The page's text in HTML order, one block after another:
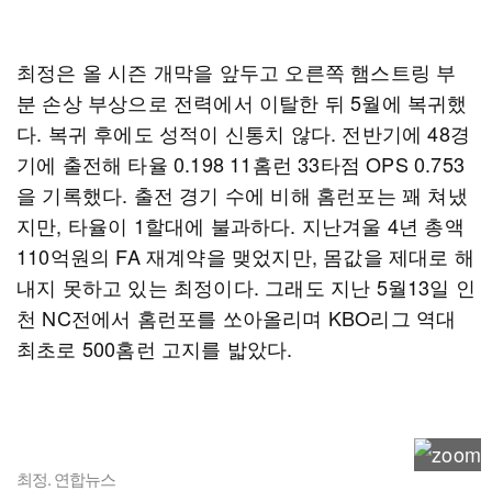
최정은 올 시즌 개막을 앞두고 오른쪽 햄스트링 부
분 손상 부상으로 전력에서 이탈한 뒤 5월에 복귀했
다. 복귀 후에도 성적이 신통치 않다. 전반기에 48경
기에 출전해 타율 0.198 11홈런 33타점 OPS 0.753
을 기록했다. 출전 경기 수에 비해 홈런포는 꽤 쳐냈
지만, 타율이 1할대에 불과하다. 지난겨울 4년 총액
110억원의 FA 재계약을 맺었지만, 몸값을 제대로 해
내지 못하고 있는 최정이다. 그래도 지난 5월13일 인
천 NC전에서 홈런포를 쏘아올리며 KBO리그 역대
최초로 500홈런 고지를 밟았다.
최정. 연합뉴스